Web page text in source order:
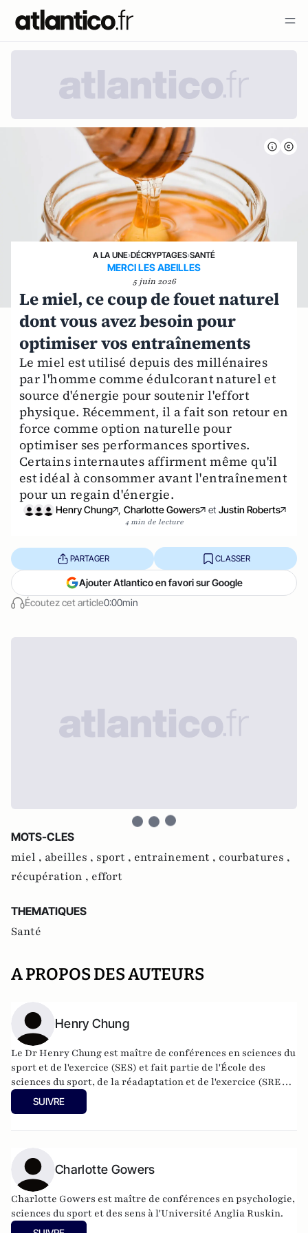
A LA UNE›DÉCRYPTAGES›SANTÉ
MERCI LES ABEILLES
5 juin 2026
Le miel, ce coup de fouet naturel
dont vous avez besoin pour
optimiser vos entraînements
Le miel est utilisé depuis des millénaires
par l'homme comme édulcorant naturel et
source d'énergie pour soutenir l'effort
physique. Récemment, il a fait son retour en
force comme option naturelle pour
optimiser ses performances sportives.
Certains internautes affirment même qu'il
est idéal à consommer avant l'entraînement
pour un regain d'énergie.
Henry Chung , Charlotte Gowers et Justin Roberts
4 min de lecture
Écoutez cet article0:00min
PARTAGER CLASSER
Ajouter Atlantico en favori sur Google
MOTS-CLES
miel , abeilles , sport , entrainement , courbatures ,
récupération , effort
THEMATIQUES
Santé
A PROPOS DES AUTEURS
Henry Chung
Le Dr Henry Chung est maître de conférences en sciences du
sport et de l'exercice (SES) et fait partie de l'École des
sciences du sport, de la réadaptation et de l'exercice (SRES)
de l'université d'Essex. Henry est également le directeur du
développement de l'employabilité (EDD) de l'école.
SUIVRE
Charlotte Gowers
Charlotte Gowers est maître de conférences en psychologie,
sciences du sport et des sens à l'Université Anglia Ruskin.